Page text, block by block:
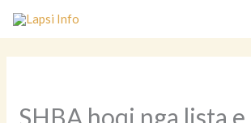
SHBA hoqi nga lista e